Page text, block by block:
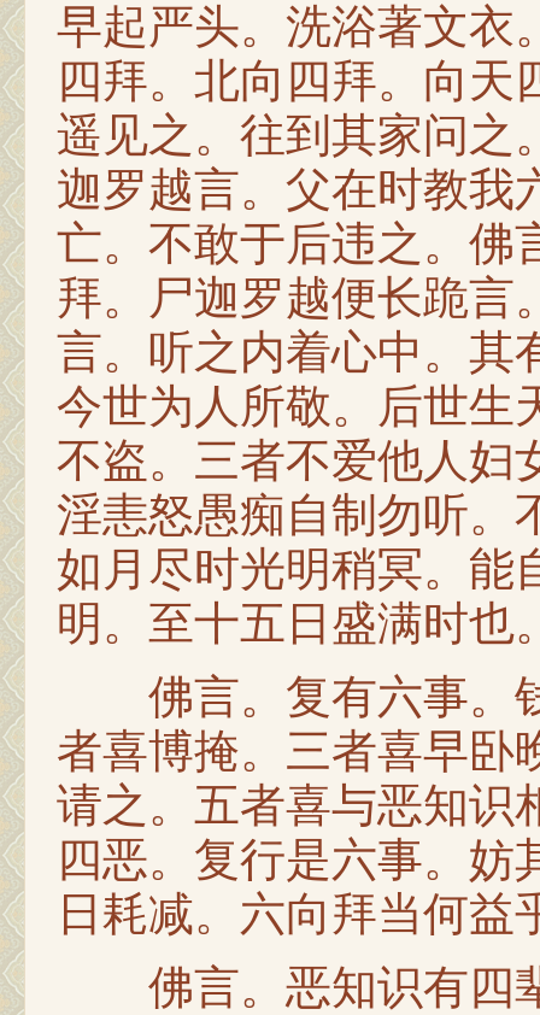
早起严头。洗浴著文衣
四拜。北向四拜。向天
遥见之。往到其家问之
迦罗越言。父在时教我
亡。不敢于后违之。佛
拜。尸迦罗越便长跪言
言。听之内着心中。其
今世为人所敬。后世生
不盗。三者不爱他人妇
淫恚怒愚痴自制勿听。
如月尽时光明稍冥。能
明。至十五日盛满时也
佛言。复有六事。
者喜博掩。三者喜早卧
请之。五者喜与恶知识
四恶。复行是六事。妨
日耗减。六向拜当何益
佛言。恶知识有四